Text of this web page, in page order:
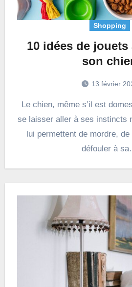
Shopping
10 idées de jouets
son
13 février
Le chien, même s’il est domestiqué, a besoin de
se laisser aller à ses instincts
lui permettent de mordre,
défouler à